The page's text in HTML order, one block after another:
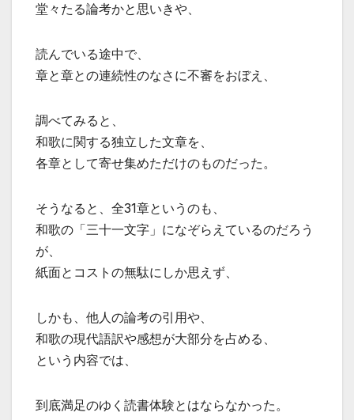
堂々たる論考かと思いきや、
読んでいる途中で、
章と章との連続性のなさに不審をおぼえ、
調べてみると、
和歌に関する独立した文章を、
各章として寄せ集めただけのものだった。
そうなると、全31章というのも、
和歌の「三十一文字」になぞらえているのだろう
が、
紙面とコストの無駄にしか思えず、
しかも、他人の論考の引用や、
和歌の現代語訳や感想が大部分を占める、
という内容では、
到底満足のゆく読書体験とはならなかった。